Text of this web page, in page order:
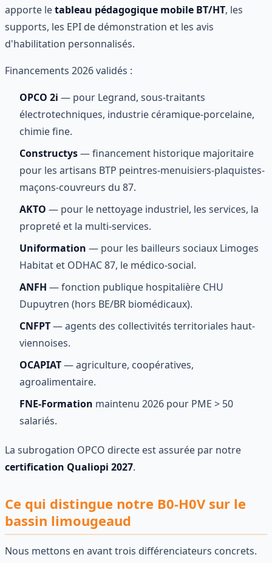
apporte letableau pédagogique mobile BT/HT, les
supports, les EPI de démonstration et les avis
d'habilitation personnalisés.
Financements 2026 validés :
OPCO 2i — pour Legrand, sous-traitants
électrotechniques, industrie céramique-porcelaine,
chimie fine.
Constructys— financement historique majoritaire
pour les artisans BTP peintres-menuisiers-plaquistes-
maçons-couvreurs du 87.
AKTO — pour le nettoyage industriel, les services, la
propreté et la multi-services.
Uniformation — pour les bailleurs sociaux Limoges
Habitat et ODHAC 87, le médico-social.
ANFH — fonction publique hospitalière CHU
Dupuytren (hors BE/BR biomédicaux).
CNFPT— agents des collectivités territoriales haut-
viennoises.
OCAPIAT— agriculture, coopératives,
agroalimentaire.
FNE-Formation maintenu 2026 pour PME > 50
salariés.
La subrogation OPCO directe est assurée par notre
certification Qualiopi 2027.
Ce qui distingue notre B0-H0V sur le
bassin limougeaud
Nous mettons en avant trois différenciateurs concrets.